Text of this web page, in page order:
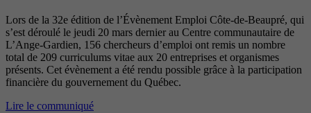
Lors de la 32e édition de l’Évènement Emploi Côte-de-Beaupré, qui
s’est déroulé le jeudi 20 mars dernier au Centre communautaire de
L’Ange-Gardien, 156 chercheurs d’emploi ont remis un nombre
total de 209 curriculums vitae aux 20 entreprises et organismes
présents. Cet évènement a été rendu possible grâce à la participation
financière du gouvernement du Québec.
Lire le communiqué